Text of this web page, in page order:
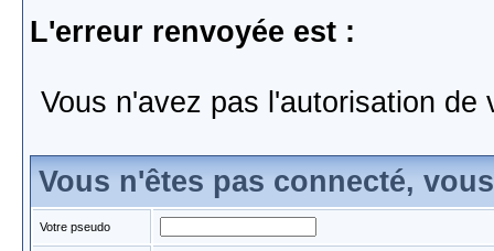
L'erreur renvoyée est :
Vous n'avez pas l'autorisation de
Vous n'êtes pas connecté,
Votre pseudo